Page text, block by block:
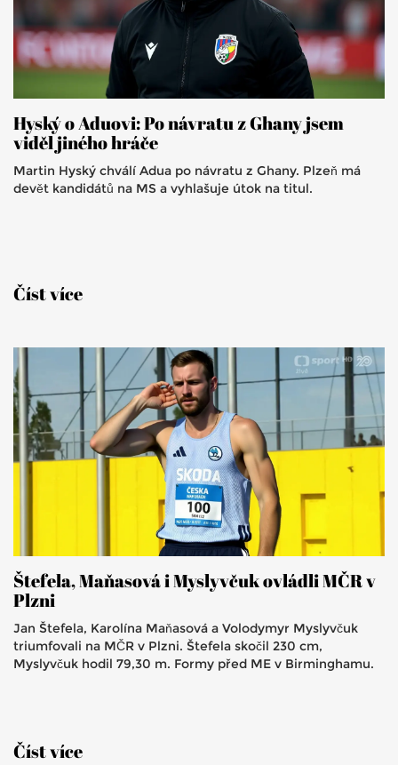
Hyský o Aduovi: Po návratu z Ghany jsem
viděl jiného hráče
Martin Hyský chválí Adua po návratu z Ghany. Plzeň má
devět kandidátů na MS a vyhlašuje útok na titul.
Číst více
Štefela, Maňasová i Myslyvčuk ovládli MČR v
Plzni
Jan Štefela, Karolína Maňasová a Volodymyr Myslyvčuk
triumfovali na MČR v Plzni. Štefela skočil 230 cm,
Myslyvčuk hodil 79,30 m. Formy před ME v Birminghamu.
Číst více